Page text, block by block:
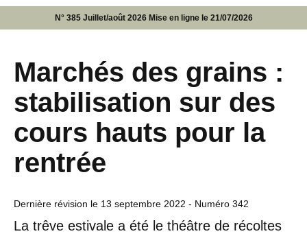
N° 385 Juillet/août 2026 Mise en ligne le 21/07/2026
Marchés des grains :
stabilisation sur des
cours hauts pour la
rentrée
Dernière révision le 13 septembre 2022 - Numéro 342
La trêve estivale a été le théâtre de récoltes